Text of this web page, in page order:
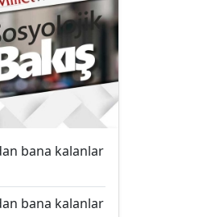
bana kalanlar
bana kalanlar